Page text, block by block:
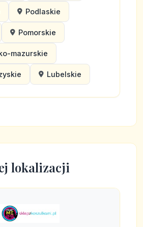
Podlaskie
Pomorskie
mazurskie
Lubelskie
lokalizacji